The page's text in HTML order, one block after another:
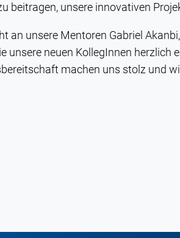
beitragen, unsere innovativen
an unsere Mentoren Gabriel
unsere neuen KollegInnen herzlich
machen uns stolz und